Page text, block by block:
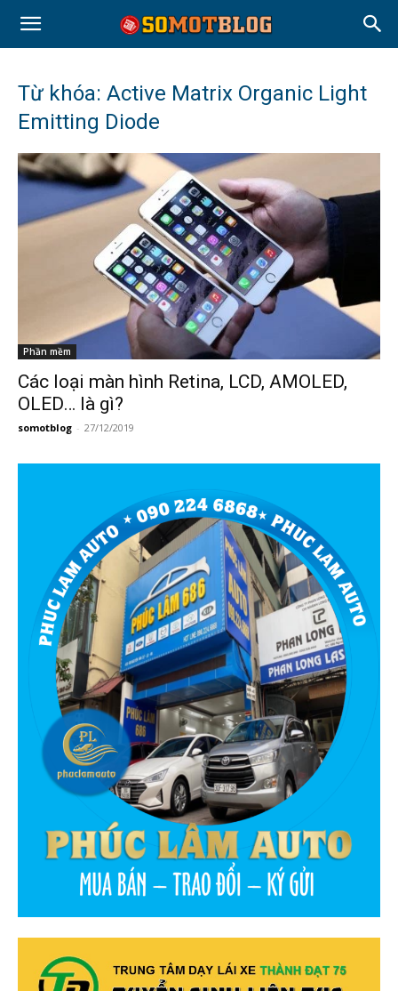
Từ khóa: Active Matrix Organic Light
Emitting Diode
Phần mềm
Các loại màn hình Retina, LCD, AMOLED,
OLED… là gì?
somotblog - 27/12/2019